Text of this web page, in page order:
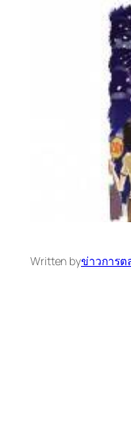
Written byข่าวการต